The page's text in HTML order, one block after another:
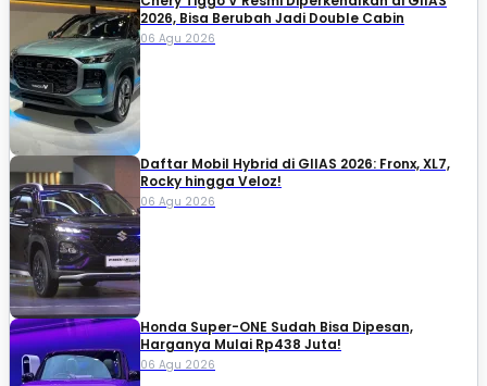
2026, Bisa Berubah Jadi Double Cabin
06 Agu 2026
Daftar Mobil Hybrid di GIIAS 2026: Fronx, XL7,
Rocky hingga Veloz!
06 Agu 2026
Honda Super-ONE Sudah Bisa Dipesan,
Harganya Mulai Rp438 Juta!
06 Agu 2026